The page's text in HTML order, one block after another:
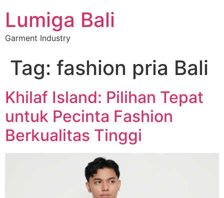
Lumiga Bali
Garment Industry
Tag: fashion pria Bali
Khilaf Island: Pilihan Tepat
untuk Pecinta Fashion
Berkualitas Tinggi